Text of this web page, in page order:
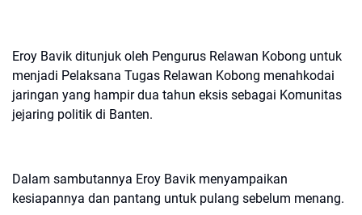
Eroy Bavik ditunjuk oleh Pengurus Relawan Kobong untuk
menjadi Pelaksana Tugas Relawan Kobong menahkodai
jaringan yang hampir dua tahun eksis sebagai Komunitas
jejaring politik di Banten.
Dalam sambutannya Eroy Bavik menyampaikan
kesiapannya dan pantang untuk pulang sebelum menang.